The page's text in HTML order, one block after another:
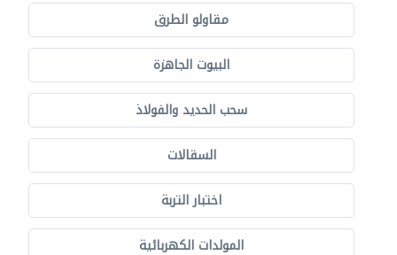
مقاولو الطرق
البيوت الجاهزة
سحب الحديد والفولاذ
السقالات
اختبار التربة
المولدات الكهربائية